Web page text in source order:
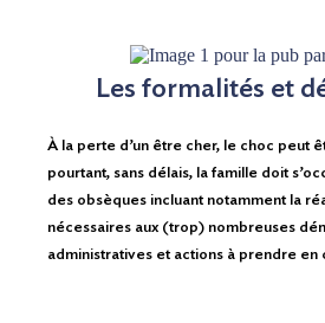
Nous
ANNUAIRE DES
FUNÈBRES
ARTICLES
Les formalités et
À la perte d’un être cher, le choc peut
pourtant, sans délais, la famille doit
des obsèques incluant notamment la
nécessaires aux (trop) nombreuses
administratives et actions à prendre en